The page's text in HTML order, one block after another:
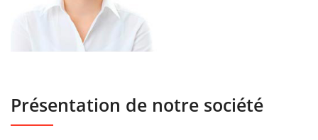
Présentation de notre société